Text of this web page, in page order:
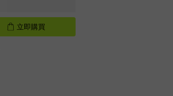
立即購買